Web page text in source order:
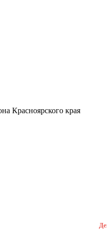
Красноярского края